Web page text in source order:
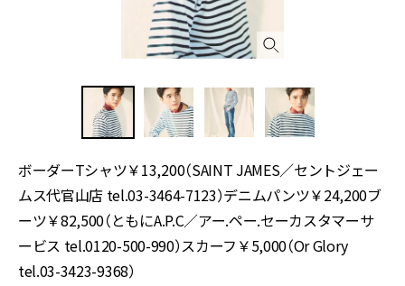
ボーダーTシャツ￥13,200（SAINT JAMES／セントジェー
ムス代官山店 tel.03-3464-7123）デニムパンツ￥24,200ブ
ーツ￥82,500（ともにA.P.C／アー.ペー.セーカスタマーサ
ービス tel.0120-500-990）スカーフ￥5,000（Or Glory
tel.03-3423-9368）